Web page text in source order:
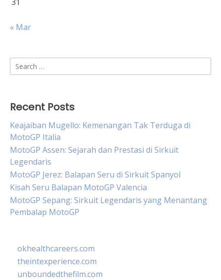
« Mar
Search
for:
Recent Posts
Keajaiban Mugello: Kemenangan Tak Terduga di
MotoGP Italia
MotoGP Assen: Sejarah dan Prestasi di Sirkuit
Legendaris
MotoGP Jerez: Balapan Seru di Sirkuit Spanyol
Kisah Seru Balapan MotoGP Valencia
MotoGP Sepang: Sirkuit Legendaris yang Menantang
Pembalap MotoGP
okhealthcareers.com
theintexperience.com
unboundedthefilm.com